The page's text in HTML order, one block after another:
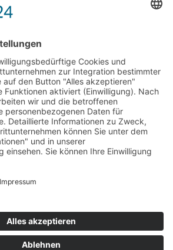
| Alle Rechte vorbehalten |